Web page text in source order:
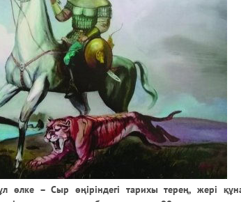
– Сыр өңіріндегі тарихы терең, жері